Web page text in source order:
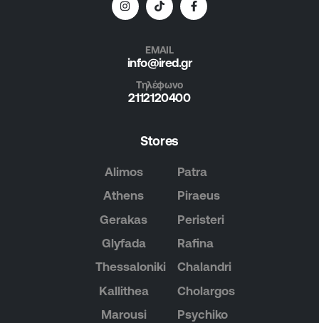
EMAIL
info@ired.gr
Τηλέφωνο
2112120400
Stores
Alimos
Athens
Gerakas
Glyfada
Thessaloniki
Kallithea
Marousi
Patra
Piraeus
Peristeri
Rafina
Chalandri
Cholargos
Psychiko